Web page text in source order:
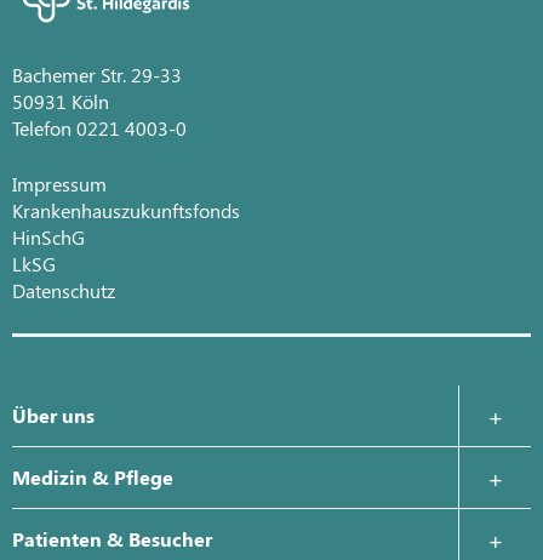
Bachemer Str. 29-33
50931 Köln
Telefon 0221 4003-0
Impressum
Krankenhauszukunftsfonds
HinSchG
LkSG
Datenschutz
Über uns
Krankenhausleitung
Was uns wichtig ist
Medizin & Pflege
Zentrale Notaufnahme
Patienten & Besucher